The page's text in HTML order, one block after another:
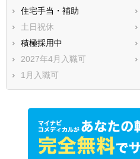
住宅手当・補助
土日祝休
積極採用中
2027年4月入職可
1月入職可